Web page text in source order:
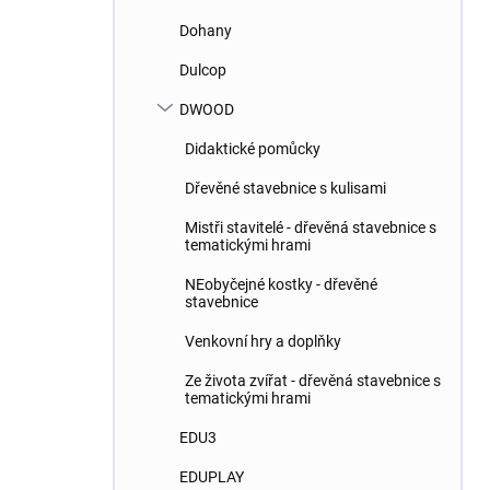
Dohany
Dulcop
DWOOD
Didaktické pomůcky
Dřevěné stavebnice s kulisami
Mistři stavitelé - dřevěná stavebnice s
tematickými hrami
NEobyčejné kostky - dřevěné
stavebnice
Venkovní hry a doplňky
Ze života zvířat - dřevěná stavebnice s
tematickými hrami
EDU3
EDUPLAY